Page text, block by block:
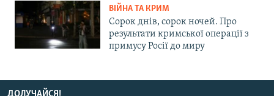
ВІЙНА ТА КРИМ
Сорок днів, сорок ночей. Про
результати кримської операції з
примусу Росії до миру